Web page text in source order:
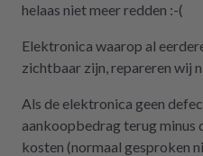
helaas niet meer redden :-(
Elektronica waarop al
zichtbaar zijn, repareren wij
Als de elektronica geen
aankoopbedrag terug minus
kosten (normaal gesproken